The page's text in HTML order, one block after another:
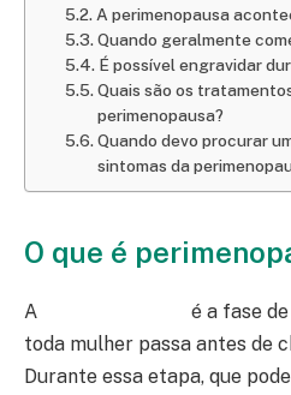
A perimenopausa
Quando geralmente
É possível engravidar
Quais são os
perimenopausa?
Quando devo procurar
sintomas da
O que é
A
é a fase
toda mulher passa antes de
Durante essa etapa, que